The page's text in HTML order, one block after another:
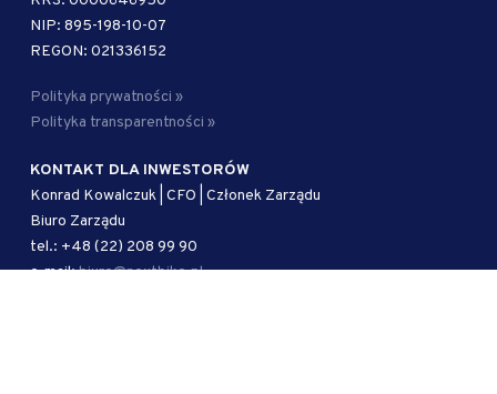
NIP: 895-198-10-07
REGON: 021336152
Polityka prywatności »
Polityka transparentności »
KONTAKT DLA INWESTORÓW
Konrad Kowalczuk | CFO | Członek Zarządu
Biuro Zarządu
tel.: +48 (22) 208 99 90
e-mail:biuro@nextbike.pl